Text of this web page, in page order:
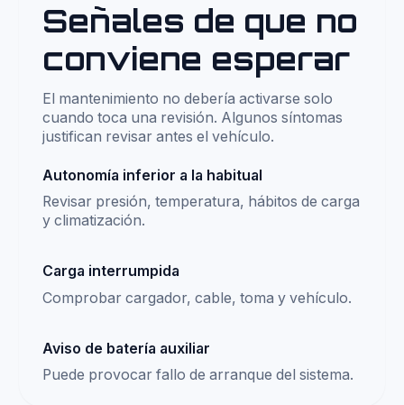
Señales de que no
conviene esperar
El mantenimiento no debería activarse solo
cuando toca una revisión. Algunos síntomas
justifican revisar antes el vehículo.
Autonomía inferior a la habitual
Revisar presión, temperatura, hábitos de carga
y climatización.
Carga interrumpida
Comprobar cargador, cable, toma y vehículo.
Aviso de batería auxiliar
Puede provocar fallo de arranque del sistema.